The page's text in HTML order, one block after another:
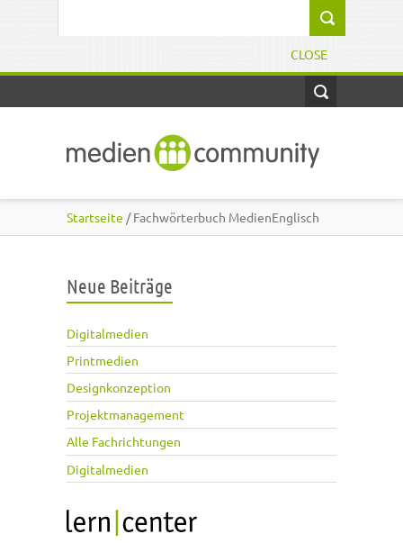
CLOSE
Startseite / Fachwörterbuch MedienEnglisch
Neue Beiträge
Digitalmedien
Printmedien
Designkonzeption
Projektmanagement
Alle Fachrichtungen
Digitalmedien